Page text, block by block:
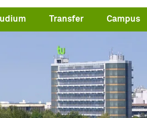
Transfer Campus